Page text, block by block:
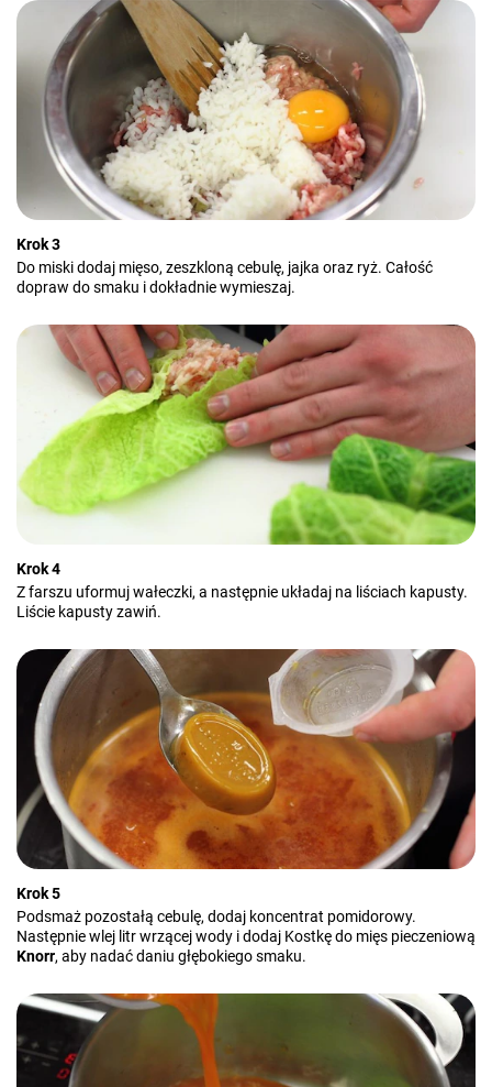
Krok 3
Do miski dodaj mięso, zeszkloną cebulę, jajka oraz ryż. Całość
dopraw do smaku i dokładnie wymieszaj.
Krok 4
Z farszu uformuj wałeczki, a następnie układaj na liściach kapusty.
Liście kapusty zawiń.
Krok 5
Podsmaż pozostałą cebulę, dodaj koncentrat pomidorowy.
Następnie wlej litr wrzącej wody i dodaj Kostkę do mięs pieczeniową
Knorr, aby nadać daniu głębokiego smaku.